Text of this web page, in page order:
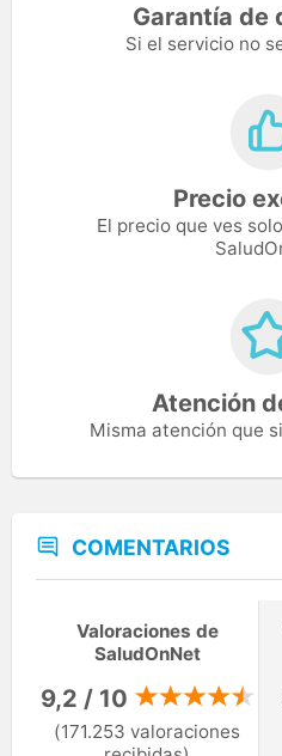
Garantía de
Si el servicio no
Precio
El precio que ves
Atención
Misma atención que
COMENTARIOS
Valoraciones de
SaludOnNet
9,2 / 10
(171.253 valoraciones